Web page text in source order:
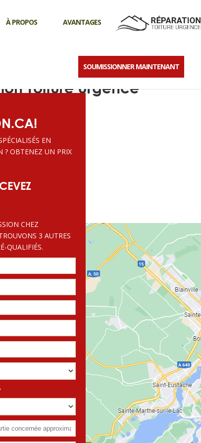
À PROPOS AVANTAGES
SOUMISSIONNER MAINTENANT
en bardeaux asphalte à
Toiture Urgence
EN
? OBTENEZ UN PRIX
CHEZ
3 AUTRES
QUALIFIÉS.